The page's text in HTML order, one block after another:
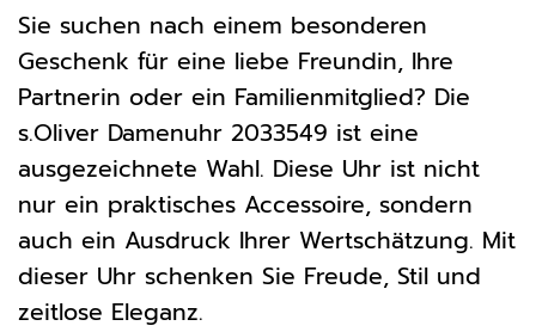
Sie suchen nach einem besonderen
Geschenk für eine liebe Freundin, Ihre
Partnerin oder ein Familienmitglied? Die
s.Oliver Damenuhr 2033549 ist eine
ausgezeichnete Wahl. Diese Uhr ist nicht
nur ein praktisches Accessoire, sondern
auch ein Ausdruck Ihrer Wertschätzung. Mit
dieser Uhr schenken Sie Freude, Stil und
zeitlose Eleganz.